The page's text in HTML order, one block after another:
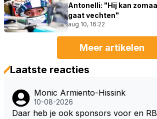
Antonelli: "Hij kan
gaat vechten"
aug 10, 16:22
Meer artikelen
Laatste reacties
Monic Armiento-Hissink
10-08-2026
Daar heb je ook sponsors voor en